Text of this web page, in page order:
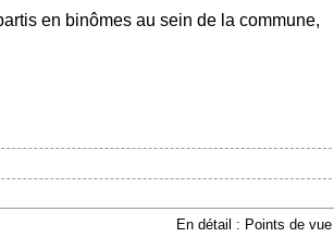
en binômes au sein de la commune,
En détail : Points de vue